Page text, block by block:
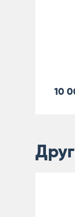
10